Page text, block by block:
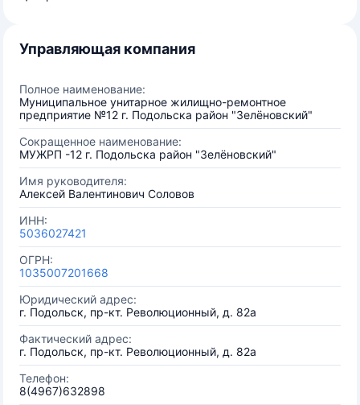
Управляющая компания
Полное наименование:
Муниципальное унитарное жилищно-ремонтное
предприятие №12 г. Подольска район "Зелёновский"
Сокращенное наименование:
МУЖРП -12 г. Подольска район "Зелёновский"
Имя руководителя:
Алексей Валентинович Соловов
ИНН:
5036027421
ОГРН:
1035007201668
Юридический адрес:
г. Подольск, пр-кт. Революционный, д. 82а
Фактический адрес:
г. Подольск, пр-кт. Революционный, д. 82а
Телефон:
8(4967)632898